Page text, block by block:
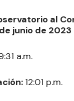
al
junio de 2023
a.m.
12:01 p.m.